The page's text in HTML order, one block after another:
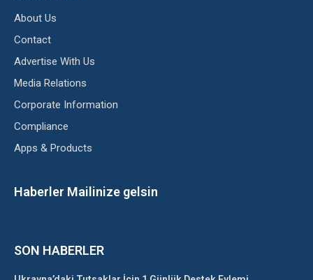
About Us
Contact
Advertise With Us
Media Relations
Corporate Information
Compliance
Apps & Products
Haberler Mailinize gelsin
SON HABERLER